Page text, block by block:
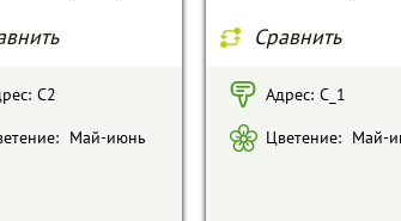
С2
Май-июнь
Сравнить
Адрес: С_1
Цветение: Май-